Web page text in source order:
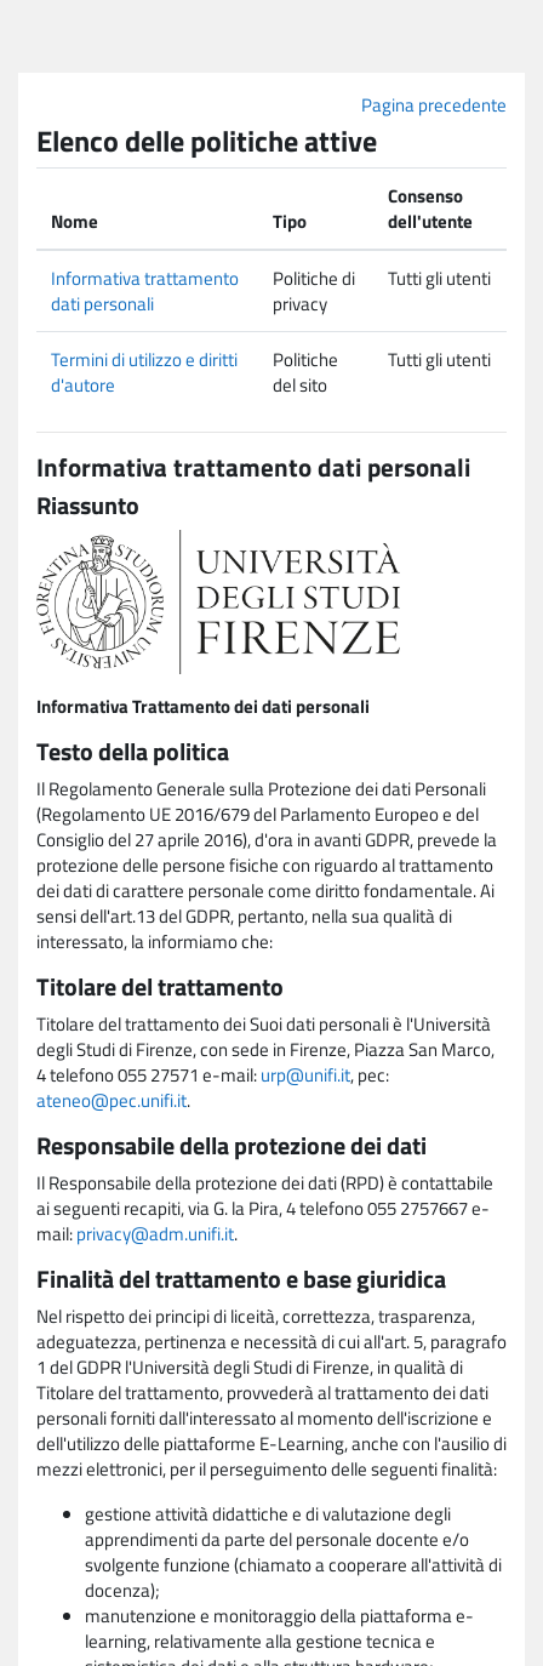
Pagina precedente
Elenco delle politiche attive
Nome Tipo
Consenso
dell'utente
Informativa trattamento
dati personali
Politiche di
privacy
Tutti gli utenti
Termini di utilizzo e diritti
d'autore
Politiche
del sito
Tutti gli utenti
Informativa trattamento dati personali
Riassunto
Informativa Trattamento dei dati personali
Testo della politica
Il Regolamento Generale sulla Protezione dei dati Personali
(Regolamento UE 2016/679 del Parlamento Europeo e del
Consiglio del 27 aprile 2016), d'ora in avanti GDPR, prevede la
protezione delle persone fisiche con riguardo al trattamento
dei dati di carattere personale come diritto fondamentale. Ai
sensi dell'art.13 del GDPR, pertanto, nella sua qualità di
interessato, la informiamo che:
Titolare del trattamento
Titolare del trattamento dei Suoi dati personali è l'Università
degli Studi di Firenze, con sede in Firenze, Piazza San Marco,
4 telefono 055 27571 e-mail:urp@unifi.it, pec:
ateneo@pec.unifi.it.
Responsabile della protezione dei dati
Il Responsabile della protezione dei dati (RPD) è contattabile
ai seguenti recapiti, via G. la Pira, 4 telefono 055 2757667 e-
mail:privacy@adm.unifi.it.
Finalità del trattamento e base giuridica
Nel rispetto dei principi di liceità, correttezza, trasparenza,
adeguatezza, pertinenza e necessità di cui all'art. 5, paragrafo
1 del GDPR l'Università degli Studi di Firenze, in qualità di
Titolare del trattamento, provvederà al trattamento dei dati
personali forniti dall'interessato al momento dell'iscrizione e
dell'utilizzo delle piattaforme E-Learning, anche con l'ausilio di
mezzi elettronici, per il perseguimento delle seguenti finalità:
gestione attività didattiche e di valutazione degli
apprendimenti da parte del personale docente e/o
svolgente funzione (chiamato a cooperare all'attività di
docenza);
manutenzione e monitoraggio della piattaforma e-
learning, relativamente alla gestione tecnica e